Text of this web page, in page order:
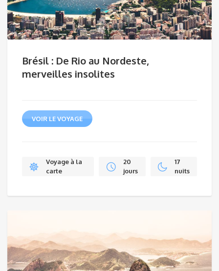
Brésil : De Rio au Nordeste,
merveilles insolites
VOIR LE VOYAGE
Voyage à la
carte
20
jours
17
nuits